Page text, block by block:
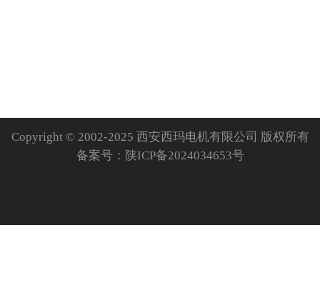
Copyright © 2002-2025 西安西玛电机有限公司 版权所有
备案号： 陕ICP备2024034653号